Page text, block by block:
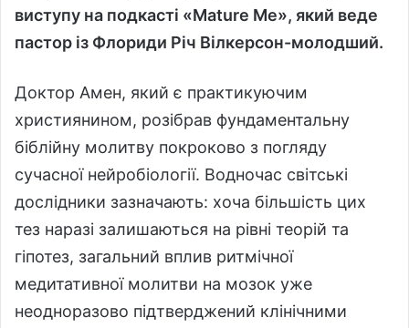
виступу на подкасті «Mature Me», який веде
пастор із Флориди Річ Вілкерсон-молодший.
Доктор Амен, який є практикуючим
християнином, розібрав фундаментальну
біблійну молитву покроково з погляду
сучасної нейробіології. Водночас світські
дослідники зазначають: хоча більшість цих
тез наразі залишаються на рівні теорій та
гіпотез, загальний вплив ритмічної
медитативної молитви на мозок уже
неодноразово підтверджений клінічними